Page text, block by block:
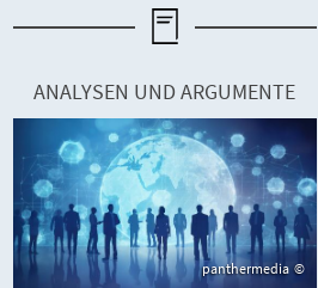
ANALYSEN UND ARGUMENTE
panthermedia